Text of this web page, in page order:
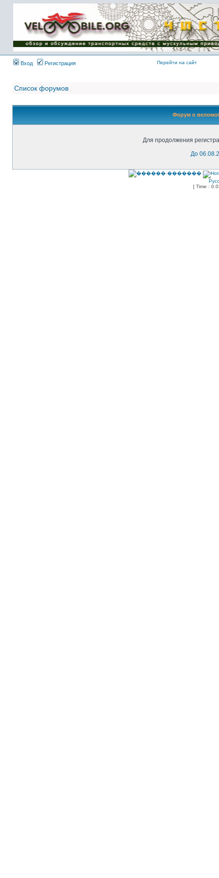
Имя пользователя:
Пароль:
{ LOG_ME_IN_SHORT
}
Вход
Регистрация Перейти на сайт
Список форумов
Форум о
Для продолжения
До
[ Time :